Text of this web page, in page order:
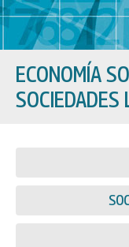
ECONOMÍA
SOCIEDADES